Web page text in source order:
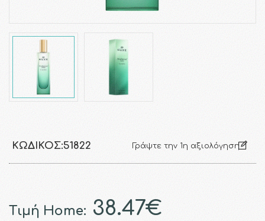
ΚΩΔΙΚΌΣ:51822 Γράψτε την 1η αξιολόγηση
Τιμή Home: 38.47€